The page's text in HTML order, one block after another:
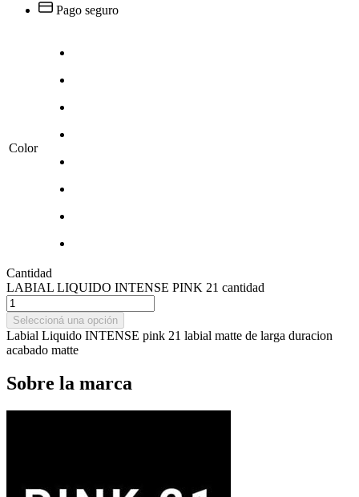
Pago seguro
Color
Cantidad
LABIAL LIQUIDO INTENSE PINK 21 cantidad
Seleccioná una opción
Labial Liquido INTENSE pink 21 labial matte de larga duracion
acabado matte
Sobre la marca